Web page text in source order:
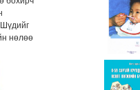
Шүдийг
нөлөө